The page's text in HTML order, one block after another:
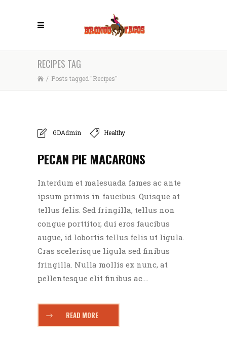
RECIPES TAG
/ Posts tagged "Recipes"
GDAdmin Healthy
PECAN PIE MACARONS
Interdum et malesuada fames ac ante
ipsum primis in faucibus. Quisque at
tellus felis. Sed fringilla, tellus non
congue porttitor, dui eros faucibus
augue, id lobortis tellus felis ut ligula.
Cras scelerisque ligula sed finibus
fringilla. Nulla mollis ex nunc, at
pellentesque elit finibus ac....
READ MORE